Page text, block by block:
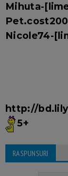
Mihuta-
Nicole74-
http://
5+
RASPUNSURI